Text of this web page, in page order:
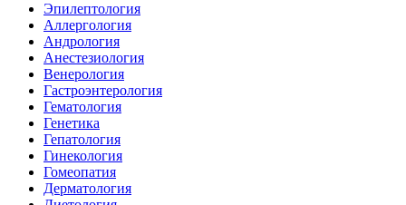
Эпилептология
Аллергология
Андрология
Анестезиология
Венерология
Гастроэнтерология
Гематология
Генетика
Гепатология
Гинекология
Гомеопатия
Дерматология